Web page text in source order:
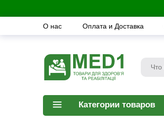
О нас Оплата и Доставка
Категории товаров